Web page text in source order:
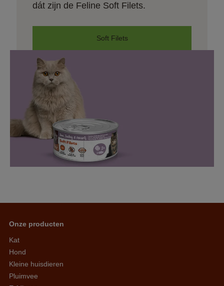
dát zijn de Feline Soft Filets.
Soft Filets
Onze producten
Kat
Hond
Kleine huisdieren
Pluimvee